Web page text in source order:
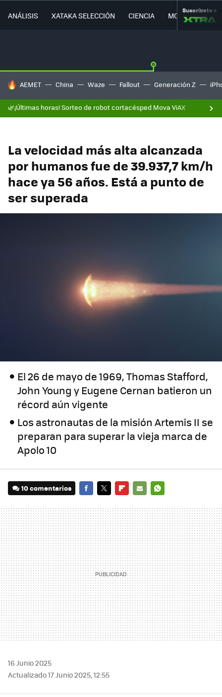
ANÁLISIS XATAKA SELECCIÓN CIENCIA MOVILIDAD
Suscríbete a
HOY SE HABLA DE
AEMET China Waze Fallout Generación Z
🌿¡Últimas horas! Sorteo de robot cortacésped Mova ViAX
La velocidad más alta alcanzada
por humanos fue de 39.937,7 km/h
hace ya 56 años. Está a punto de
ser superada
El 26 de mayo de 1969, Thomas Stafford,
John Young y Eugene Cernan batieron un
récord aún vigente
Los astronautas de la misión Artemis II se
preparan para superar la vieja marca de
Apolo 10
10 comentarios
MAIL
16 Junio 2025
Actualizado 17 Junio 2025, 12:55